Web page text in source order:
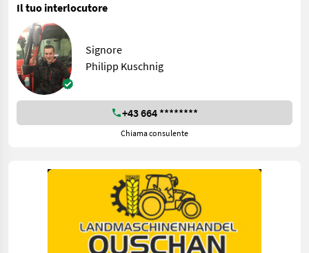
Il tuo interlocutore
Signore
Philipp Kuschnig
+43 664 ********
Chiama consulente